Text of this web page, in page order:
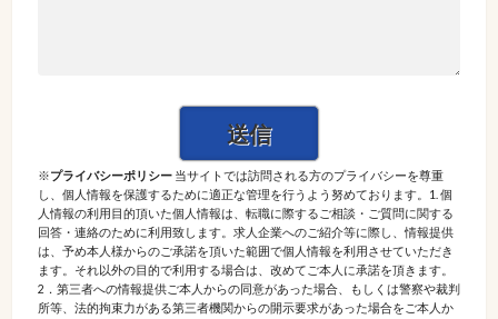
※プライバシーポリシー当サイトでは訪問される方のプライバシーを尊重
し、個人情報を保護するために適正な管理を行うよう努めております。1. 個
人情報の利用目的頂いた個人情報は、転職に際するご相談・ご質問に関する
回答・連絡のために利用致します。求人企業へのご紹介等に際し、情報提供
は、予め本人様からのご承諾を頂いた範囲で個人情報を利用させていただき
ます。それ以外の目的で利用する場合は、改めてご本人に承諾を頂きます。
2．第三者への情報提供ご本人からの同意があった場合、もしくは警察や裁判
所等、法的拘束力がある第三者機関からの開示要求があった場合をご本人か